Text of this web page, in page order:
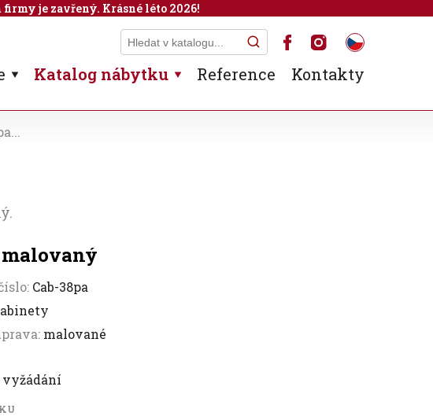
Katalog nábytku Reference Kontakty
Cab-38pa
malované
vyžádání
firmy je zavřený. Krásné léto 2026!